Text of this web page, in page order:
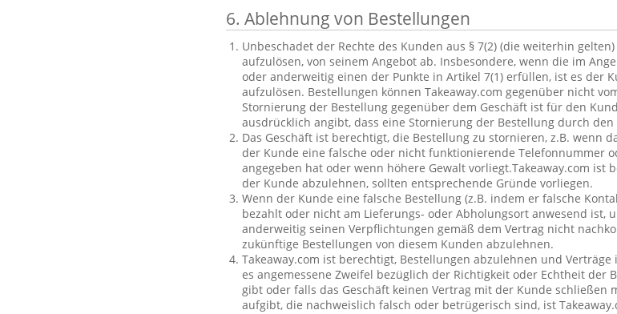
6. Ablehnung von Bestellungen
Unbeschadet der Rechte des Kunden aus § 7(2) (die weiterhin
aufzulösen, von seinem Angebot ab. Insbesondere, wenn die im
oder anderweitig einen der Punkte in Artikel 7(1) erfüllen, ist es der
aufzulösen. Bestellungen können Takeaway.com gegenüber nicht
Stornierung der Bestellung gegenüber dem Geschäft ist für den
ausdrücklich angibt, dass eine Stornierung der Bestellung durch
Das Geschäft ist berechtigt, die Bestellung zu stornieren, z.B. wenn
der Kunde eine falsche oder nicht funktionierende Telefonnummer
angegeben hat oder wenn höhere Gewalt vorliegt.Takeaway.com ist
der Kunde abzulehnen, sollten entsprechende Gründe vorliegen.
Wenn der Kunde eine falsche Bestellung (z.B. indem er falsche
bezahlt oder nicht am Lieferungs- oder Abholungsort anwesend ist,
anderweitig seinen Verpflichtungen gemäß dem Vertrag nicht
zukünftige Bestellungen von diesem Kunden abzulehnen.
Takeaway.com ist berechtigt, Bestellungen abzulehnen und
es angemessene Zweifel bezüglich der Richtigkeit oder Echtheit der
gibt oder falls das Geschäft keinen Vertrag mit der Kunde schließen
aufgibt, die nachweislich falsch oder betrügerisch sind, ist